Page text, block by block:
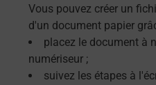
Vous pouvez créer un
d'un document papier
placez le document à
numériseur ;
suivez les étapes à